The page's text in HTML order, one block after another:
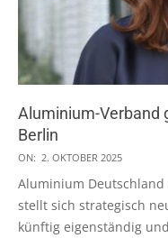
Aluminium-Verband
Berlin
2025-
10-
02
ON: 2. OKTOBER 2025
Aluminium
stellt sich strategisch
künftig eigenständig